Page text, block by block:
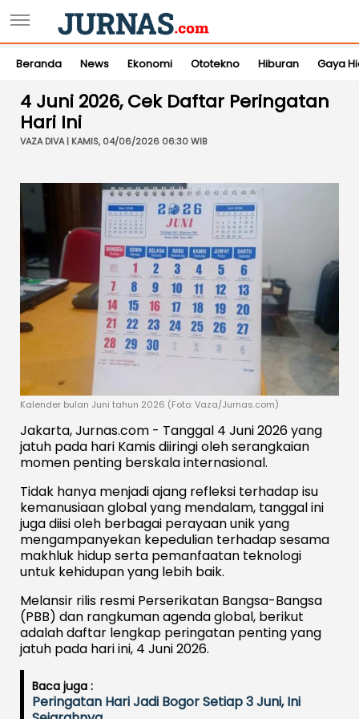
Beranda News Ekonomi Ototekno Hiburan Gaya
4 Juni 2026, Cek Daftar Peringatan
Hari Ini
VAZA DIVA | KAMIS, 04/06/2026 06:30 WIB
Kalender bulan Juni tahun 2026 (Foto: Vaza/Jurnas.com)
Jakarta, Jurnas.com - Tanggal 4 Juni 2026 yang
jatuh pada hari Kamis diiringi oleh serangkaian
momen penting berskala internasional.
Tidak hanya menjadi ajang refleksi terhadap isu
kemanusiaan global yang mendalam, tanggal ini
juga diisi oleh berbagai perayaan unik yang
mengampanyekan kepedulian terhadap sesama
makhluk hidup serta pemanfaatan teknologi
untuk kehidupan yang lebih baik.
Melansir rilis resmi Perserikatan Bangsa-Bangsa
(PBB) dan rangkuman agenda global, berikut
adalah daftar lengkap peringatan penting yang
jatuh pada hari ini, 4 Juni 2026.
Baca juga :
Peringatan Hari Jadi Bogor Setiap 3 Juni, Ini